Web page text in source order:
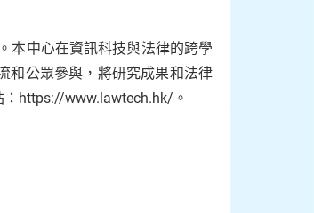
本中心在資訊科技與法律的跨學
和公眾參與，將研究成果和法律
https://www.lawtech.hk/。